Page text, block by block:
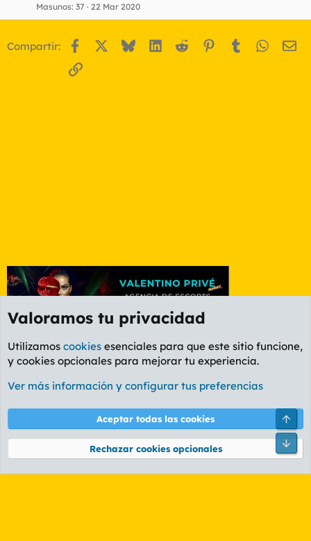
Masunos 37 22 Mar 2020
Compartir: Facebook BlueskyLinkedIn
Reddit Pinterest
Tumblr
Enlace
Foro General
Cookies
PL OLDSTYLE AMARILLO
Términos y reglas Política de privacidad Ayuda
Community platform by XenForo® © 2010-2026 XenForo Ltd.
Valoramos tu privacidad
Utilizamos cookies esenciales para que este sitio funcione,
y cookies opcionales para mejorar tu experiencia.
Ver más información y configurar tus preferencias
Aceptar todas las cookies
Rechazar cookies opcionales
Pie